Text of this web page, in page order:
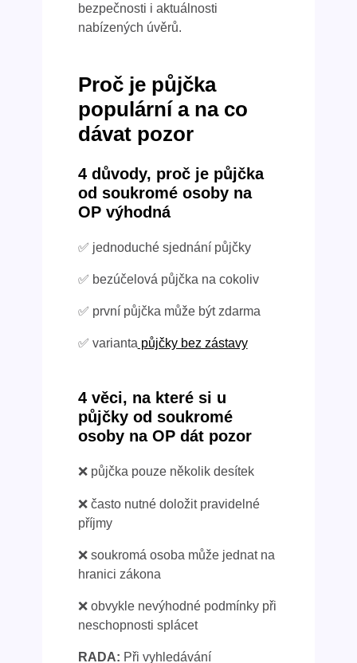
bezpečnosti i aktuálnosti
nabízených úvěrů.
Proč je půjčka
populární a na co
dávat pozor
4 důvody, proč je půjčka
od soukromé osoby na
OP výhodná
✅ jednoduché sjednání půjčky
✅ bezúčelová půjčka na cokoliv
✅ první půjčka může být zdarma
✅ varianta půjčky bez zástavy
4 věci, na které si u
půjčky od soukromé
osoby na OP dát pozor
❌ půjčka pouze několik desítek
❌ často nutné doložit pravidelné
příjmy
❌ soukromá osoba může jednat na
hranici zákona
❌ obvykle nevýhodné podmínky při
neschopnosti splácet
RADA: Při vyhledávání